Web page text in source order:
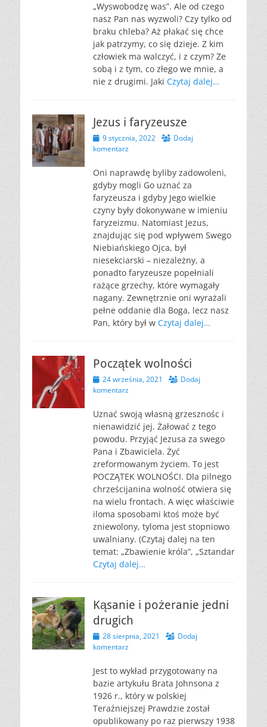
„Wyswobodzę was”. Ale od czego
nasz Pan nas wyzwoli? Czy tylko od
braku chleba? Aż płakać się chce
jak patrzymy, co się dzieje. Z kim
człowiek ma walczyć, i z czym? Ze
sobą i z tym, co złego we mnie, a
nie z drugimi. Jaki Czytaj dalej…
Jezus i faryzeusze
Opublikowano
9 stycznia, 2022
Dodaj
komentarz
Oni naprawdę byliby zadowoleni,
gdyby mogli Go uznać za
faryzeusza i gdyby Jego wielkie
czyny były dokonywane w imieniu
faryzeizmu. Natomiast Jezus,
znajdując się pod wpływem Swego
Niebiańskiego Ojca, był
niesekciarski – niezależny, a
ponadto faryzeusze popełniali
rażące grzechy, które wymagały
nagany. Zewnętrznie oni wyrażali
pełne oddanie dla Boga, lecz nasz
Pan, który był w Czytaj dalej…
Początek wolności
Opublikowano
24 września, 2021
Dodaj
komentarz
Uznać swoją własną grzesznośc i
nienawidzić jej. Żałować z tego
powodu. Przyjąć Jezusa za swego
Pana i Zbawiciela. Żyć
zreformowanym życiem. To jest
POCZĄTEK WOLNOŚCI. Dla pilnego
chrześcijanina wolność otwiera się
na wielu frontach. A więc właściwie
iloma sposobami ktoś może być
zniewolony, tyloma jest stopniowo
uwalniany. (Czytaj dalej na ten
temat: „Zbawienie króla”, „Sztandar
Czytaj dalej…
Kąsanie i pożeranie jedni
drugich
Opublikowano
28 sierpnia, 2021
Dodaj
komentarz
Jest to wykład przygotowany na
bazie artykułu Brata Johnsona z
1926 r., który w polskiej
Teraźniejszej Prawdzie został
opublikowany po raz pierwszy 1938